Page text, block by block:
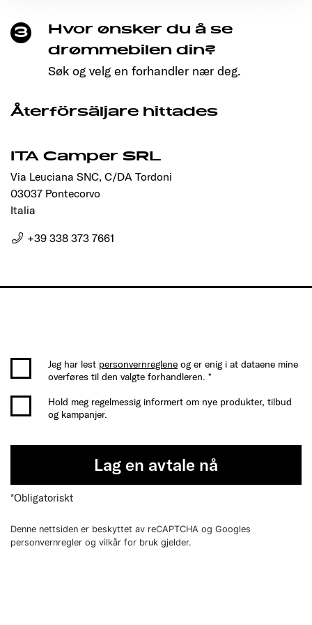
3
Hvor ønsker du å se
drømmebilen din?
Søk og velg en forhandler nær deg.
Återförsäljare hittades
ITA Camper SRL
Via Leuciana SNC, C/DA Tordoni
03037 Pontecorvo
Italia
+39 338 373 7661
Jeg har lest personvernreglene og er enig i at dataene mine
overføres til den valgte forhandleren. *
Hold meg regelmessig informert om nye produkter, tilbud
og kampanjer.
Lag en avtale nå
*Obligatoriskt
Denne nettsiden er beskyttet av reCAPTCHA og Googles
personvernregler og vilkår for bruk gjelder.